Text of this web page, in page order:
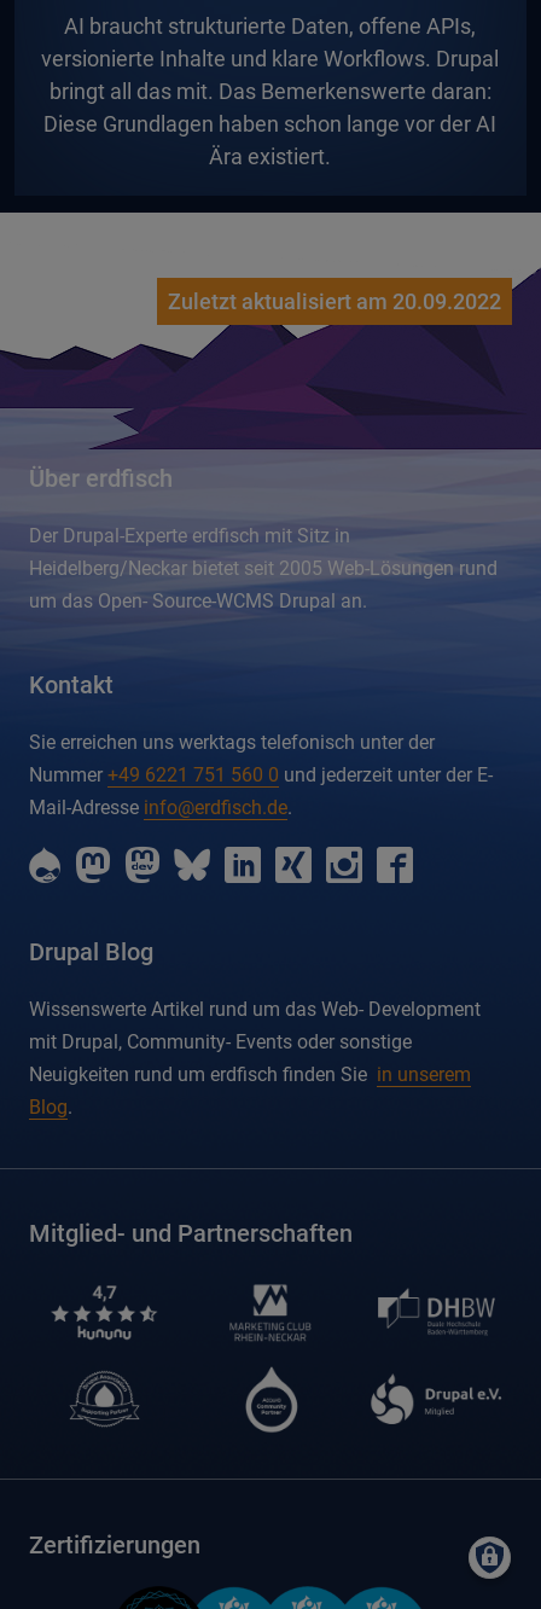
AI braucht strukturierte Daten, offene APIs,
versionierte Inhalte und klare Workflows. Drupal
bringt all das mit. Das Bemerkenswerte daran:
Diese Grundlagen haben schon lange vor der AI
Ära existiert.
Zuletzt aktualisiert am 20.09.2022
Über erdfisch
Der Drupal-Experte erdfisch mit Sitz in
Heidelberg/Neckar bietet seit 2005 Web-Lösungen rund
um das Open- Source-WCMS Drupal an.
Kontakt
Sie erreichen uns werktags telefonisch unter der
Nummer +49 6221 751 560 0 und jederzeit unter der E-
Mail-Adresse info@erdfisch.de.
erdfisch
on
erdfisch
on
erdfisch
on
erdfisch
on
erdfisch
on
erdfisch
on
erdfisch
on
Drupal Blog
Wissenswerte Artikel rund um das Web- Development
mit Drupal, Community- Events oder sonstige
Neuigkeiten rund um erdfisch finden Sie in unserem
Blog.
Mitglied- und Partnerschaften
Zertifizierungen